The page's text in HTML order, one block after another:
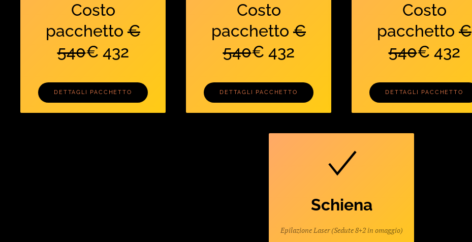
Costo
pacchetto €
540€ 432
DETTAGLI PACCHETTO
Costo
pacchetto €
540€ 432
DETTAGLI PACCHETTO
Costo
pacchetto €
540€ 432
DETTAGLI PACCHETTO
Schiena
Epilazione Laser (Sedute 8+2 in omaggio)